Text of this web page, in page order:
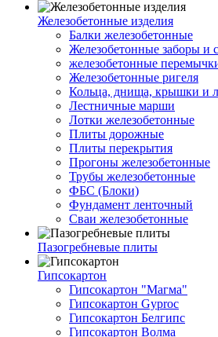
Железобетонные изделия
Балки железобетонные
Железобетонные заборы и
железобетонные
Железобетонные ригеля
Кольца, днища, крышки и
Лестничные марши
Лотки железобетонные
Плиты дорожные
Плиты перекрытия
Прогоны железобетонные
Трубы железобетонные
ФБС (Блоки)
Фундамент ленточный
Сваи железобетонные
Пазогребневые плиты
Гипсокартон
Гипсокартон "Магма"
Гипсокартон Gyproc
Гипсокартон Белгипс
Гипсокартон Волма